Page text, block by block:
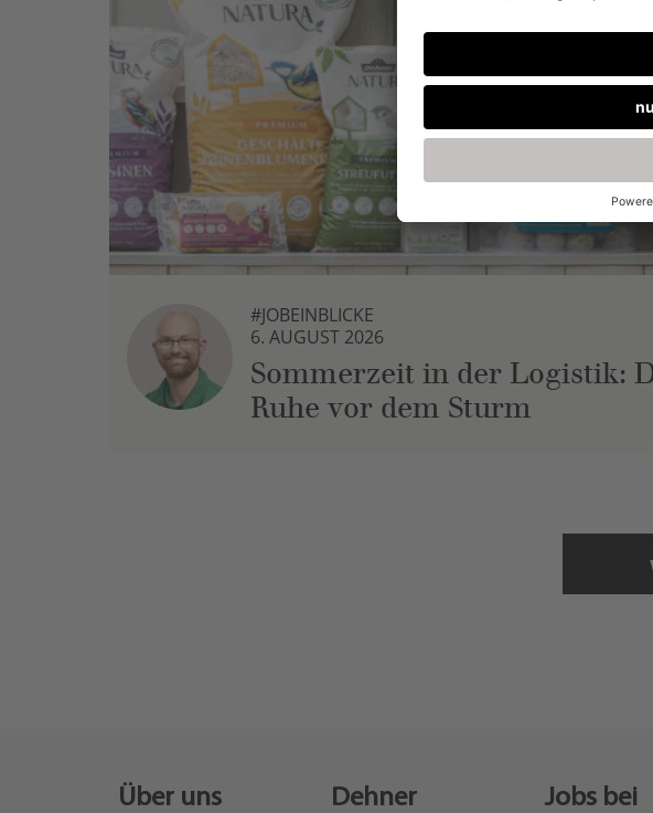
#JOBEINBLICKE
6. AUGUST 2026
Sommerzeit in der Logistik:
Ruhe vor dem Sturm
Über uns
Dehner
Jobs bei